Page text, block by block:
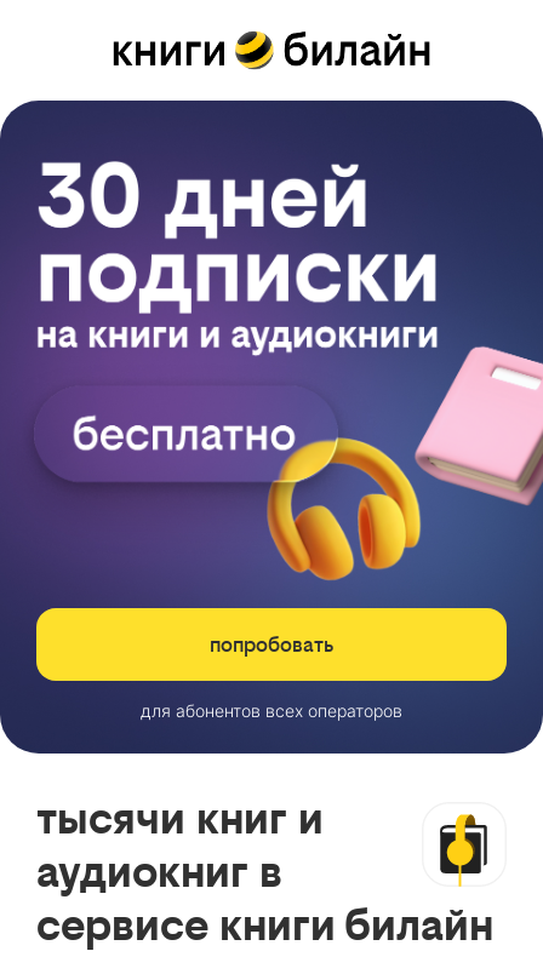
попробовать
для абонентов всех операторов
тысячи книг и
аудиокниг в
сервисе книги билайн